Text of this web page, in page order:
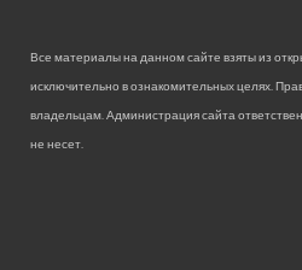
Все материалы на данном сайте взяты из
исключительно в ознакомительных целях.
владельцам. Администрация сайта
не несет.